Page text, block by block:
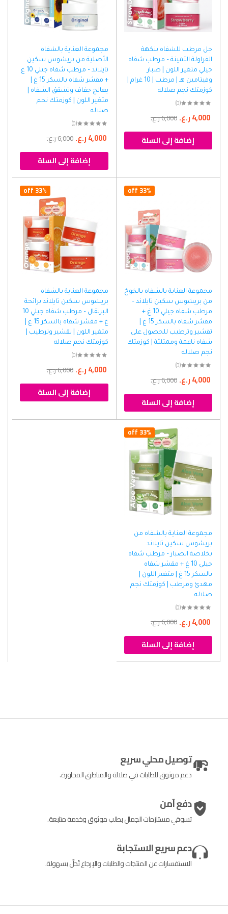
جل مرطب للشفاه بنكهة
الفراولة الثمينة – مرطب شفاه
جيلي متغير اللون | صبار
وفيتامين هـ | مرطب | 10 غرام |
كوزمتك نجم صلاله
(0)
6,000ر.ع. 4,000ر.ع.
إضافة إلى السلة
مجموعة العناية بالشفاه
الأصلية من بريشوس سكين
تايلاند – مرطب شفاه جيلي 10 غ
+ مقشر شفاه بالسكر 15 غ |
يعالج جفاف وتشقق الشفاه |
متغير اللون | كوزمتك نجم
صلاله
(0)
6,000ر.ع. 4,000ر.ع.
إضافة إلى السلة
33% off
مجموعة العناية بالشفاه بالخوخ
من بريشوس سكين تايلاند –
مرطب شفاه جيلي 10 غ +
مقشر شفاه بالسكر 15 غ |
تقشير وترطيب للحصول على
شفاه ناعمة وممتلئة | كوزمتك
نجم صلاله
(0)
6,000ر.ع. 4,000ر.ع.
إضافة إلى السلة
33% off
مجموعة العناية بالشفاه
بريشوس سكين تايلاند برائحة
البرتقال – مرطب شفاه جيلي 10
غ + مقشر شفاه بالسكر 15 غ |
متغير اللون | تقشير وترطيب |
كوزمتك نجم صلاله
(0)
6,000ر.ع. 4,000ر.ع.
إضافة إلى السلة
33% off
مجموعة العناية بالشفاه من
بريشوس سكين تايلاند
بخلاصة الصبار – مرطب شفاه
جيلي 10 غ + مقشر شفاه
بالسكر 15 غ | متغير اللون |
مهدئ ومرطب | كوزمتك نجم
صلاله
(0)
6,000ر.ع. 4,000ر.ع.
إضافة إلى السلة
توصيل محلي سريع
دعم موثوق للطلبات في صلالة والمناطق المجاورة.
دفع آمن
تسوقي مستلزمات الجمال بطلب موثوق وخدمة متابعة.
دعم سريع الاستجابة
الاستفسارات عن المنتجات والطلبات والإرجاع تُحلّ بسهولة.